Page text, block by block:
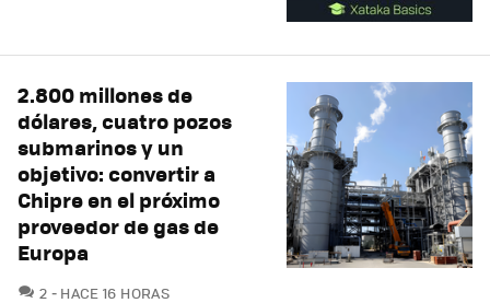
2.800 millones de
dólares, cuatro pozos
submarinos y un
objetivo: convertir a
Chipre en el próximo
proveedor de gas de
Europa
2 COMENTARIOS
HACE 16 HORAS